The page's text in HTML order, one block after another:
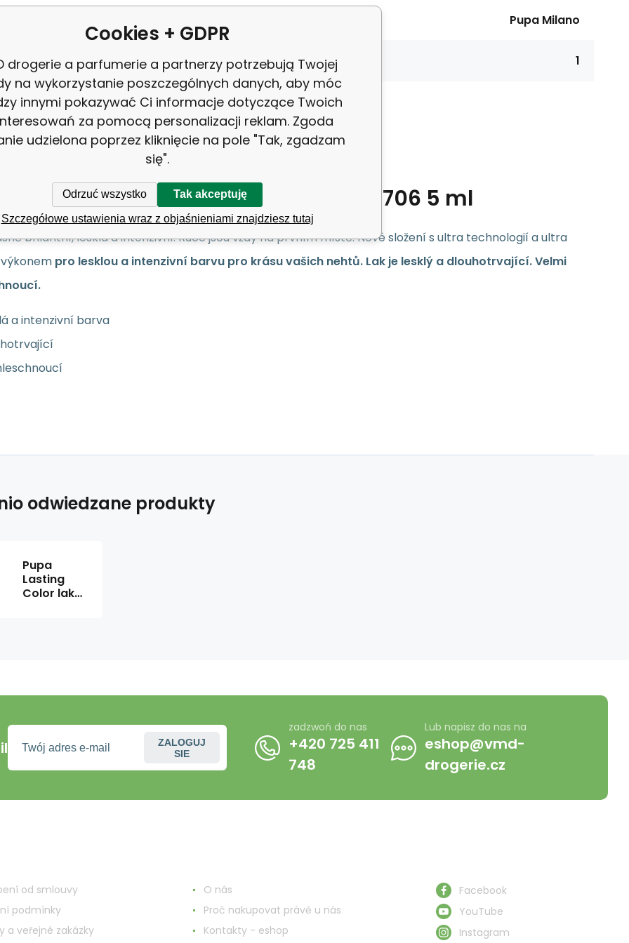
33938
8011607096640
Pupa Milano
Balení: 1
Pupa Lasting Color lak na nehty 235706 5 ml
brilantní, lesklá a intenzivní. Ruce jsou vždy na prvním místě. Nové složení s ultra technologií a ultra
pro lesklou a intenzivní barvu pro krásu vašich nehtů. Lak je lesklý a dlouhotrvající. Velmi
a intenzivní barva
odwiedzane produkty
Pupa
Lasting
Color lak
ZALOGUJ
SIE
zadzwoń do nas
+420 725 411
748
Lub napisz do nas na
eshop@vmd-
drogerie.cz
od smlouvy
podmínky
a veřejné zakázky
O nás
Proč nakupovat právě u nás
Kontakty - eshop
Facebook
YouTube
Instagram
Cookies + GDPR
drogerie a parfumerie a partnerzy potrzebują Twojej
na wykorzystanie poszczególnych danych, aby móc
innymi pokazywać Ci informacje dotyczące Twoich
za pomocą personalizacji reklam. Zgoda
udzielona poprzez kliknięcie na pole "Tak, zgadzam
się".
Odrzuć wszystko Tak akceptuję
Szczegółowe ustawienia wraz z objaśnieniami znajdziesz tutaj